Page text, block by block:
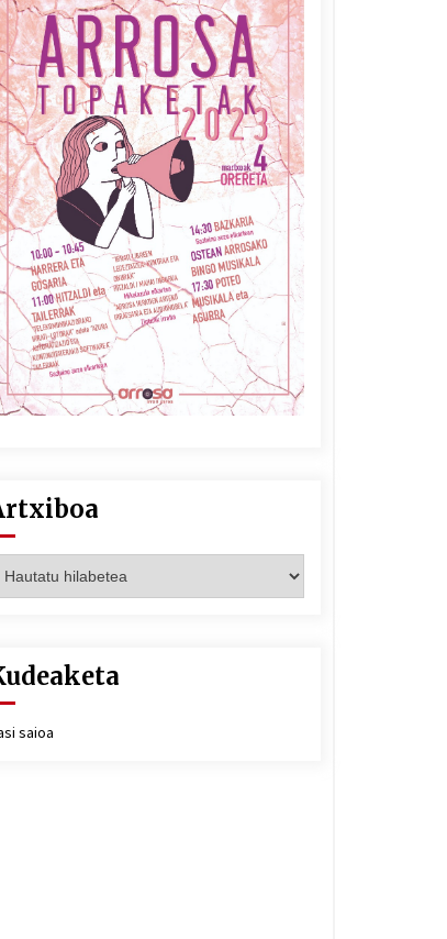
Azaroak 6 Iurretan Arrosa
sarearen IX. topaketak
2021/10/04
Berria egunkarian
elkarrizketa Arrosaren 20
urteez
2021/07/06
Arrosaren laburpen bideoa
Hamaika Telebistaren eskutik
2021/06/30
saioa